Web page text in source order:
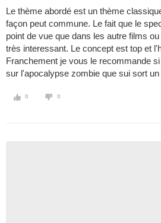
Le thème abordé est un thème
façon peut commune. Le fait que le
point de vue que dans les autre films
très interessant. Le concept est top et
Franchement je vous le recommande
sur l'apocalypse zombie que sui sort un
0 0